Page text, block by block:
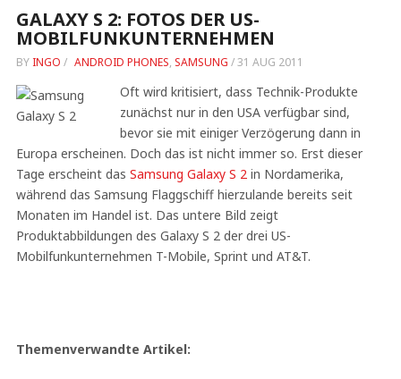
GALAXY S 2: FOTOS DER US-
MOBILFUNKUNTERNEHMEN
BY INGO / ANDROID PHONES, SAMSUNG /31 AUG 2011
Oft wird kritisiert, dass Technik-Produkte
zunächst nur in den USA verfügbar sind,
bevor sie mit einiger Verzögerung dann in
Europa erscheinen. Doch das ist nicht immer so. Erst dieser
Tage erscheint das Samsung Galaxy S 2in Nordamerika,
während das Samsung Flaggschiff hierzulande bereits seit
Monaten im Handel ist. Das untere Bild zeigt
Produktabbildungen des Galaxy S 2 der drei US-
Mobilfunkunternehmen T-Mobile, Sprint und AT&T.
Themenverwandte Artikel: